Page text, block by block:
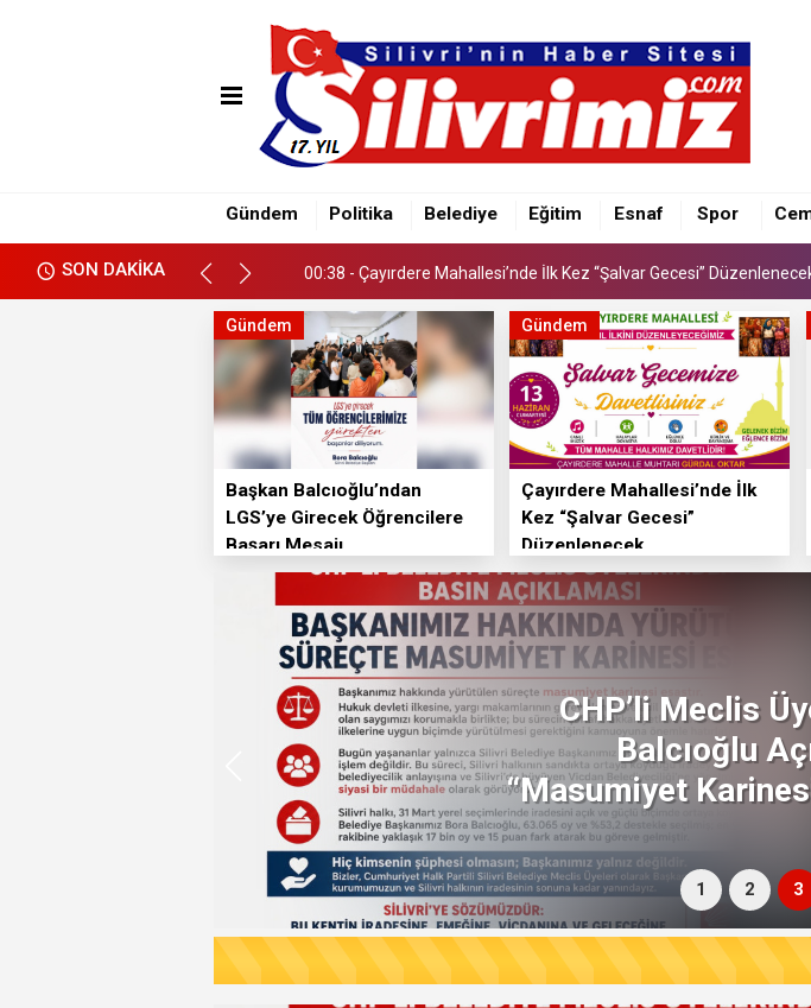
Gündem Politika Belediye Eğitim Esnaf Spor
SON DAKİKA
00:47 - Başkan Balcıoğlu’ndan LGS’ye Girecek Öğrencilere Başarı
00:38 - Çayırdere Mahallesi’nde İlk Kez “Şalvar Gecesi”
00:47 - Başkan Balcıoğlu’ndan LGS’ye Girecek Öğrencilere Başarı
Gündem
Başkan Balcıoğlu’ndan
LGS’ye Girecek Öğrencilere
Başarı Mesajı
Gündem
Çayırdere Mahallesi’nde İlk
Kez “Şalvar Gecesi”
Düzenlenecek
Silivri Belediyesi’ne
Başkan Balcıoğlu
1 2 3
FLAŞ HABER Çayırdere Mahallesi’nde İlk Kez “Şalvar